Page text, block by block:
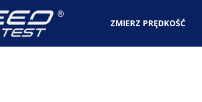
SpeedTest.plZMIERZ PRĘDKOŚĆ